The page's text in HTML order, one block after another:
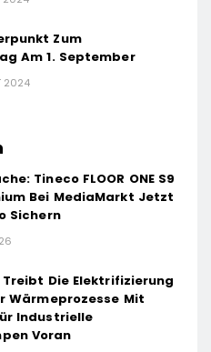
Zum
Am 1. September
2024
Tineco FLOOR ONE S9
Bei MediaMarkt Jetzt
Sichern
Die Elektrifizierung
Wärmeprozesse Mit
Industrielle
Voran